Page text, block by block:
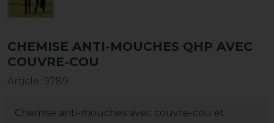
CHEMISE ANTI-MOUCHES QHP AVEC
COUVRE-COU
Article: 9789
Chemise anti-mouches avec couvre-cou et